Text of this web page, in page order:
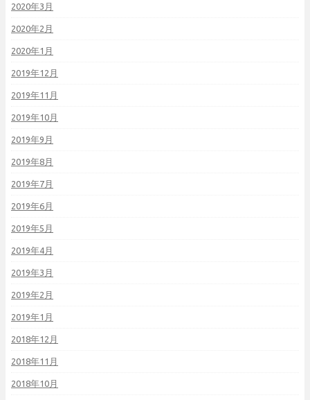
2020年3月
2020年2月
2020年1月
2019年12月
2019年11月
2019年10月
2019年9月
2019年8月
2019年7月
2019年6月
2019年5月
2019年4月
2019年3月
2019年2月
2019年1月
2018年12月
2018年11月
2018年10月